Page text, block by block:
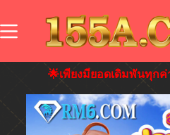
🌟เพียงมียอดเดิมพันทุกค่